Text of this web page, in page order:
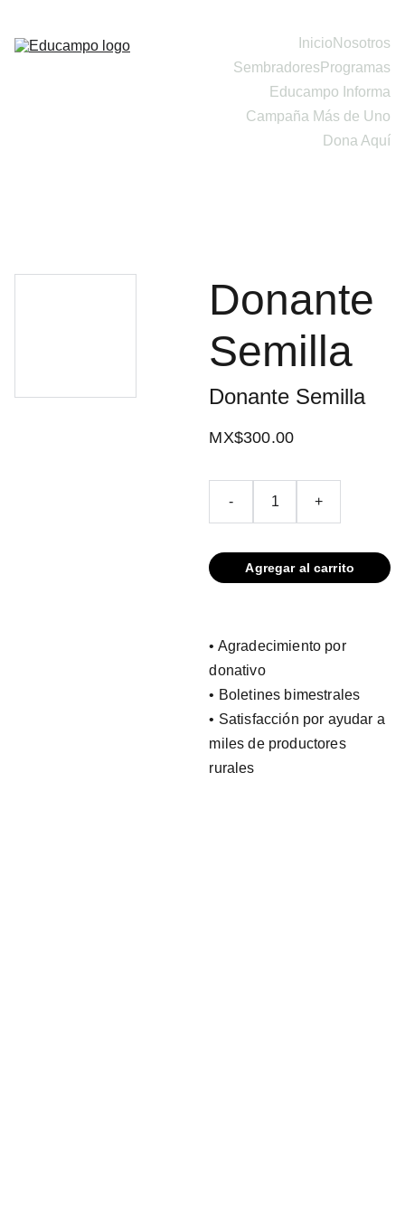
Inicio Nosotros
Sembradores Programas
Educampo Informa
Campaña Más de Uno
Dona Aquí
Donante
Semilla
Donante Semilla
MX$300.00
- +
Agregar al carrito
• Agradecimiento por
donativo
• Boletines bimestrales
• Satisfacción por ayudar a
miles de productores
rurales